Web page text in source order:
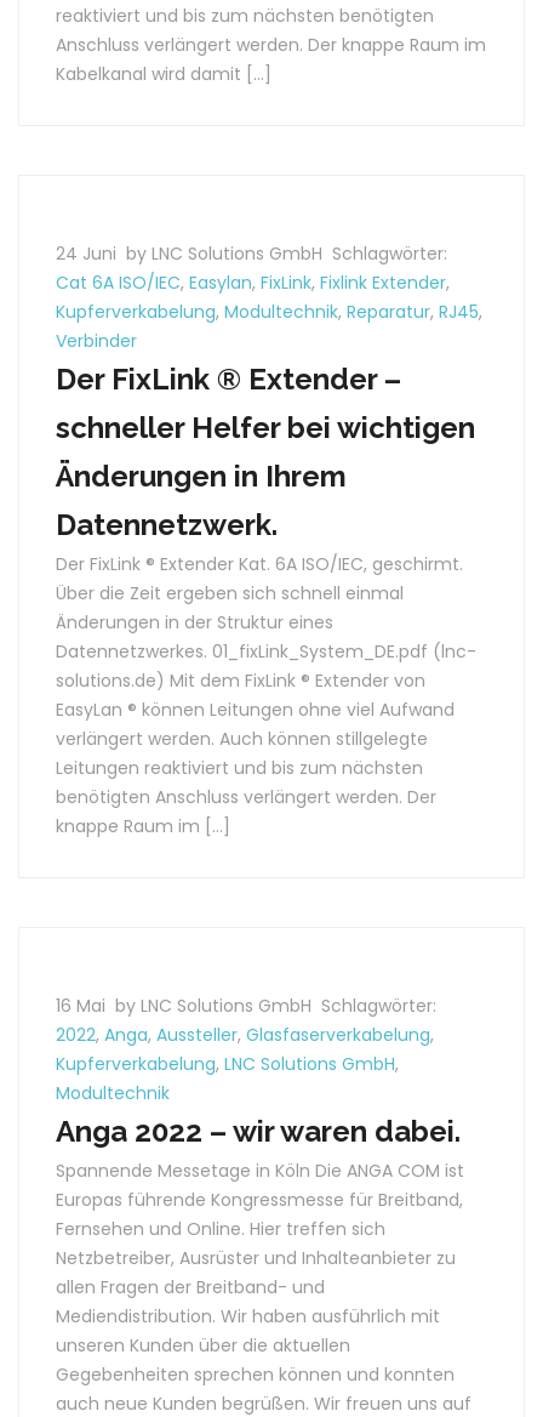
reaktiviert und bis zum nächsten benötigten
Anschluss verlängert werden. Der knappe Raum im
Kabelkanal wird damit […]
24 Juni by LNC Solutions GmbH Schlagwörter:
Cat 6A ISO/IEC, Easylan, FixLink, Fixlink Extender,
Kupferverkabelung, Modultechnik, Reparatur, RJ45,
Verbinder
Der FixLink ® Extender –
schneller Helfer bei wichtigen
Änderungen in Ihrem
Datennetzwerk.
Der FixLink ® Extender Kat. 6A ISO/IEC, geschirmt.
Über die Zeit ergeben sich schnell einmal
Änderungen in der Struktur eines
Datennetzwerkes. 01_fixLink_System_DE.pdf (lnc-
solutions.de) Mit dem FixLink ® Extender von
EasyLan ® können Leitungen ohne viel Aufwand
verlängert werden. Auch können stillgelegte
Leitungen reaktiviert und bis zum nächsten
benötigten Anschluss verlängert werden. Der
knappe Raum im […]
16 Mai by LNC Solutions GmbH Schlagwörter:
2022, Anga, Aussteller, Glasfaserverkabelung,
Kupferverkabelung, LNC Solutions GmbH,
Modultechnik
Anga 2022 – wir waren dabei.
Spannende Messetage in Köln Die ANGA COM ist
Europas führende Kongressmesse für Breitband,
Fernsehen und Online. Hier treffen sich
Netzbetreiber, Ausrüster und Inhalteanbieter zu
allen Fragen der Breitband- und
Mediendistribution. Wir haben ausführlich mit
unseren Kunden über die aktuellen
Gegebenheiten sprechen können und konnten
auch neue Kunden begrüßen. Wir freuen uns auf